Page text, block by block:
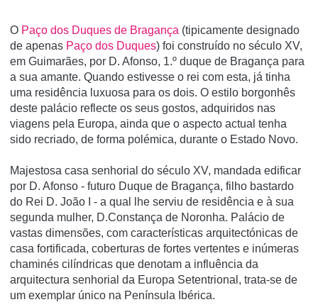
O Paço dos Duques de Bragança (tipicamente designado
de apenas Paço dos Duques) foi construí­do no século XV,
em Guimarães, por D. Afonso, 1.º duque de Bragança para
a sua amante. Quando estivesse o rei com esta, já tinha
uma residência luxuosa para os dois. O estilo borgonhês
deste palácio reflecte os seus gostos, adquiridos nas
viagens pela Europa, ainda que o aspecto actual tenha
sido recriado, de forma polémica, durante o Estado Novo.
Majestosa casa senhorial do século XV, mandada edificar
por D. Afonso - futuro Duque de Bragança, filho bastardo
do Rei D. João I - a qual lhe serviu de residência e à sua
segunda mulher, D.Constança de Noronha. Palácio de
vastas dimensões, com características arquitectónicas de
casa fortificada, coberturas de fortes vertentes e inúmeras
chaminés cilíndricas que denotam a influência da
arquitectura senhorial da Europa Setentrional, trata-se de
um exemplar único na Península Ibérica.